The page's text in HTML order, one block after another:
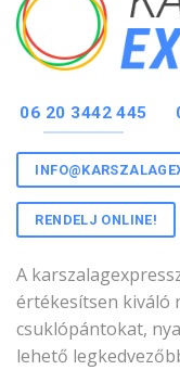
06 20 3442 445
RENDELJ ONLINE!
A
értékesítsen kiváló
csuklópántokat,
lehető